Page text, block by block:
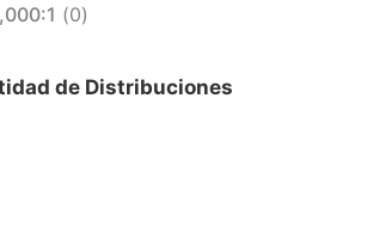
(0)
de Distribuciones